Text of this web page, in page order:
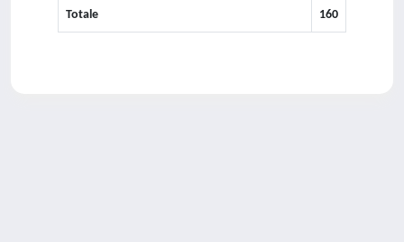
Totale 160